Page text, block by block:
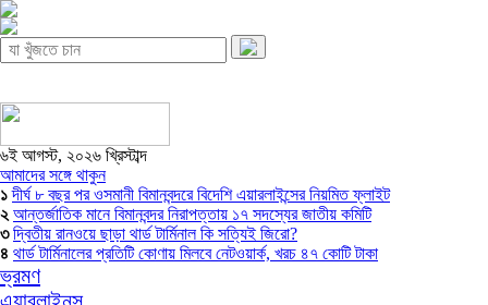
৬ই আগস্ট, ২০২৬ খ্রিস্টাব্দ
আমাদের সঙ্গে থাকুন
১ দীর্ঘ ৮ বছর পর ওসমানী বিমানবন্দরে বিদেশি এয়ারলাইন্সের নিয়মিত ফ্লাইট
২ আন্তর্জাতিক মানে বিমানবন্দর নিরাপত্তায় ১৭ সদস্যের জাতীয় কমিটি
৩ দ্বিতীয় রানওয়ে ছাড়া থার্ড টার্মিনাল কি সত্যিই জিরো?
৪ থার্ড টার্মিনালের প্রতিটি কোণায় মিলবে নেটওয়ার্ক, খরচ ৪৭ কোটি টাকা
ভ্রমণ